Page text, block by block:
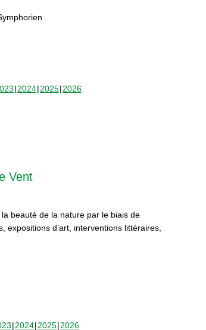
2024 2025 2026
Vent
beauté de la nature par le biais de
expositions d’art, interventions littéraires,
2024 2025 2026